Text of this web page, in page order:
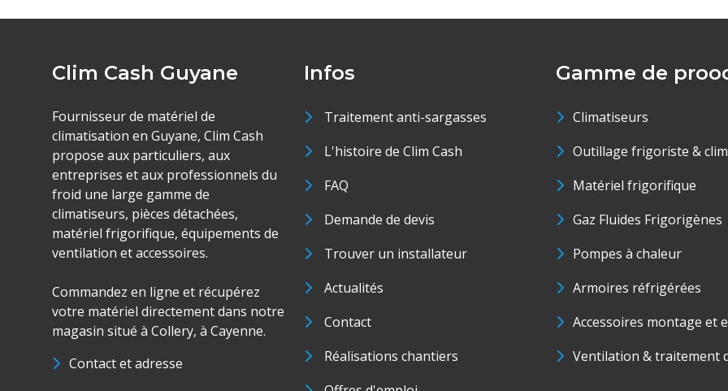
Clim Cash Guyane
Fournisseur de matériel de
climatisation en Guyane, Clim Cash
propose aux particuliers, aux
entreprises et aux professionnels du
froid une large gamme de
climatiseurs, pièces détachées,
matériel frigorifique, équipements de
ventilation et accessoires.
Commandez en ligne et récupérez
votre matériel directement dans notre
magasin situé à Collery, à Cayenne.
Contact et adresse
Infos
Traitement anti-sargasses
L'histoire de Clim Cash
FAQ
Demande de devis
Trouver un installateur
Actualités
Contact
Réalisations chantiers
Gamme de
Climatiseurs
Outillage frigoriste &
Matériel frigorifique
Gaz Fluides Frigorigènes
Pompes à chaleur
Armoires réfrigérées
Accessoires montage et
Ventilation & traitement